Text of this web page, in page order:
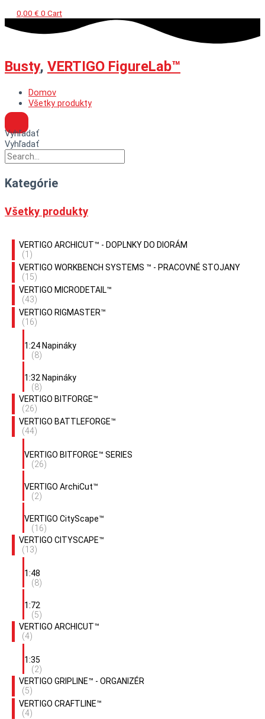
0,00 € 0 Cart
Busty, VERTIGO FigureLab™
Domov
Všetky produkty
Vyhľadať
Vyhľadať
Kategórie
Všetky produkty
VERTIGO ARCHICUT™ - DOPLNKY DO DIORÁM
(1)
VERTIGO WORKBENCH SYSTEMS ™ - PRACOVNÉ STOJANY
(15)
VERTIGO MICRODETAIL™
(43)
VERTIGO RIGMASTER™
(16)
1:24 Napináky
(8)
1:32 Napináky
(8)
VERTIGO BITFORGE™
(26)
VERTIGO BATTLEFORGE™
(44)
VERTIGO BITFORGE™ SERIES
(26)
VERTIGO ArchiCut™
(2)
VERTIGO CityScape™
(16)
VERTIGO CITYSCAPE™
(13)
1:48
(8)
1:72
(5)
VERTIGO ARCHICUT™
(4)
1:35
(2)
VERTIGO GRIPLINE™ - ORGANIZÉR
(5)
VERTIGO CRAFTLINE™
(4)